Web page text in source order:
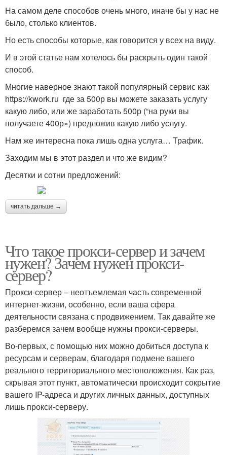
На самом деле способов очень много, иначе бы у нас не
было, столько клиентов.
Но есть способы которые, как говорится у всех на виду.
И в этой статье нам хотелось бы раскрыть один такой
способ.
Многие наверное знают такой популярный сервис как
https://kwork.ru где за 500р вы можете заказать услугу
какую либо, или же заработать 500р (“на руки вы
получаете 400р») предложив какую либо услугу.
Нам же интересна пока лишь одна услуга… Трафик.
Заходим мы в этот раздел и что же видим?
Десятки и сотни предложений:
читать дальше →
Что такое прокси-сервер и зачем
нужен? Зачем нужен прокси-
сервер?
Прокси-сервер – неотъемлемая часть современной
интернет-жизни, особенно, если ваша сфера
деятельности связана с продвижением. Так давайте же
разберемся зачем вообще нужны прокси-серверы.
Во-первых, с помощью них можно добиться доступа к
ресурсам и серверам, благодаря подмене вашего
реального территориального местоположения. Как раз,
скрывая этот пункт, автоматически происходит сокрытие
вашего IP-адреса и других личных данных, доступных
лишь прокси-серверу.